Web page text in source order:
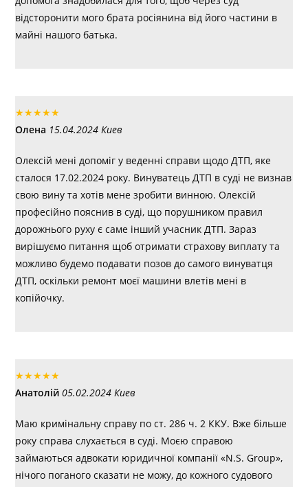
відсторонити мого брата росіянина від його частини в
майні нашого батька.
★★★★★
Олена 15.04.2024 Киев
Олексій мені допоміг у веденні справи щодо ДТП, яке
сталося 17.02.2024 року. Винуватець ДТП в суді не визнав
свою вину та хотів мене зробити винною. Олексій
професійно пояснив в суді, що порушником правил
дорожнього руху є саме інший учасник ДТП. Зараз
вирішуємо питання щоб отримати страхову виплату та
можливо будемо подавати позов до самого винуватця
ДТП, оскільки ремонт моєї машини влетів мені в
копійочку.
★★★★★
Анатолій 05.02.2024 Киев
Маю кримінальну справу по ст. 286 ч. 2 ККУ. Вже більше
року справа слухається в суді. Моєю справою
займаються адвокати юридичної компанії «N.S. Group»,
нічого поганого сказати не можу, до кожного судового